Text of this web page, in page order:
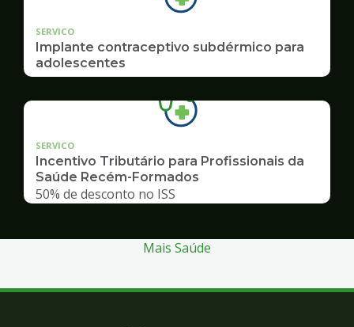
SERVICO
Implante contraceptivo subdérmico para
adolescentes
SERVICO
Incentivo Tributário para Profissionais da
Saúde Recém-Formados
50% de desconto no ISS
Mais Saúde